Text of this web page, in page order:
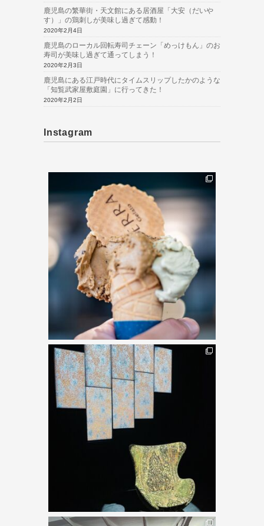
鹿児島の繁華街・天文館にある居酒屋「大安（だいや
す）」の鶏刺しが美味し過ぎて感動！
2020年2月4日
鹿児島のローカル回転寿司チェーン「めっけもん」のお
寿司が美味し過ぎて通ってしまう！
2020年2月3日
鹿児島にある江戸時代にタイムスリップしたかのような
「知覧武家屋敷庭園」に行ってきた！
2020年2月2日
Instagram